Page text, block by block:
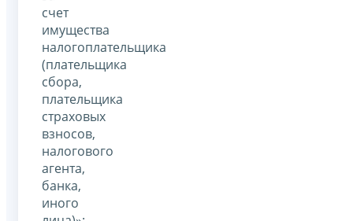
счет
имущества
налогоплательщика
(плательщика
сбора,
плательщика
страховых
взносов,
налогового
агента,
банка,
иного